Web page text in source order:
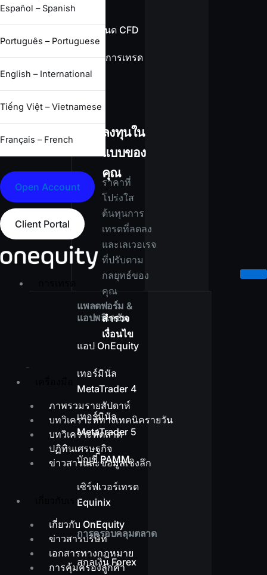
ข้อกำหนด CFD
เงื่อนไขการเทรด
ทั้งหมด
ลงทุนใน
แบบของ
คุณ
ราคาที่
โปร่งใส
ต้นทุนการ
เทรดที่ลดลง
และเลเวอเรจ
ที่ปรับตาม
กลยุทธ์ของ
คุณ
สำรวจ
เงื่อนไข
ภาพรวมรายสัปดาห์
บทวิเคราะห์ทางเทคนิครายวัน
บทวิเคราะห์ตลาด
ปฏิทินเศรษฐกิจ
ข่าวสารและข้อมูลเชิงลึก
เกี่ยวกับเรา
เกี่ยวกับ OnEquity
ข่าวสารบริษัท
เอกสารทางกฎหมาย
การคุ้มครองลูกค้า
Español – Spanish
Português – Portuguese
English – International
Tiếng Việt – Vietnamese
Français – French
Open Account
Client Portal
การเทรด
แพลตฟอร์ม &
แอปพลิเคชัน
แอป OnEquity
เทอร์มินัล
MetaTrader 4
เทอร์มินัล
MetaTrader 5
บัญชี PAMM
เซิร์ฟเวอร์เทรด
Equinix
การครอบคลุมตลาด
สกุลเงิน Forex